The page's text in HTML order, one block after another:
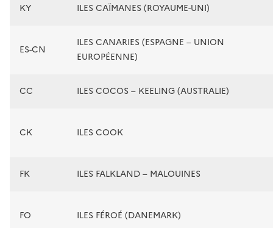
KY ILES CAÏMANES (ROYAUME-UNI)
ES-CN
ILES CANARIES (ESPAGNE – UNION
EUROPÉENNE)
CC ILES COCOS – KEELING (AUSTRALIE)
CK ILES COOK
FK ILES FALKLAND – MALOUINES
FO ILES FÉROÉ (DANEMARK)